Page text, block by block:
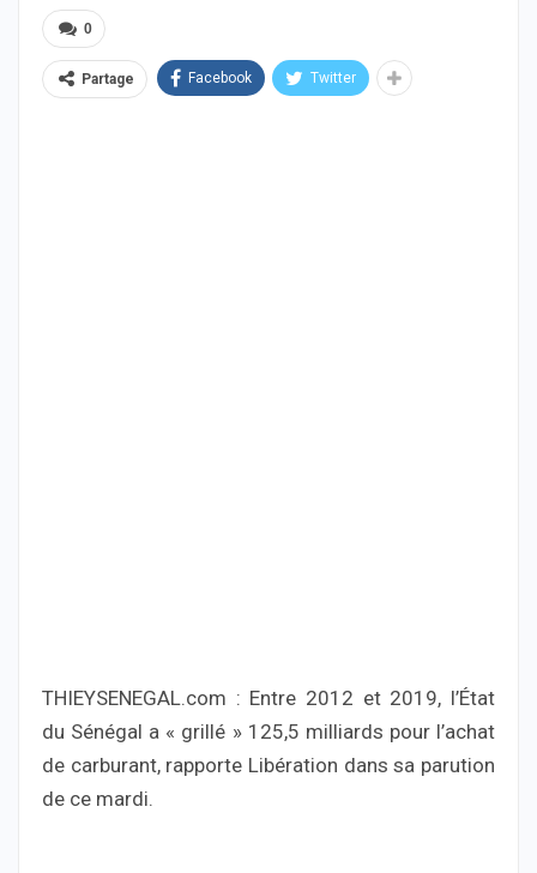
0
Partage Facebook Twitter
THIEYSENEGAL.com : Entre 2012 et 2019, l’État
du Sénégal a « grillé » 125,5 milliards pour l’achat
de carburant, rapporte Libération dans sa parution
de ce mardi.